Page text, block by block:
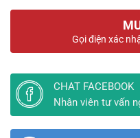
Gọi điện xác
CHAT FACEBOOK
Nhân viên tư vấn